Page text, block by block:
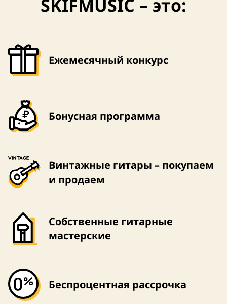
SKIFMUSIC – это:
Ежемесячный конкурс
Бонусная программа
Винтажные гитары – покупаем
и продаем
Собственные гитарные
мастерские
Беспроцентная рассрочка